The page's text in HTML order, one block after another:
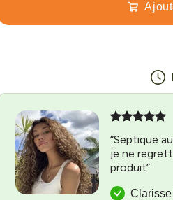
“Septique
je ne
produit”